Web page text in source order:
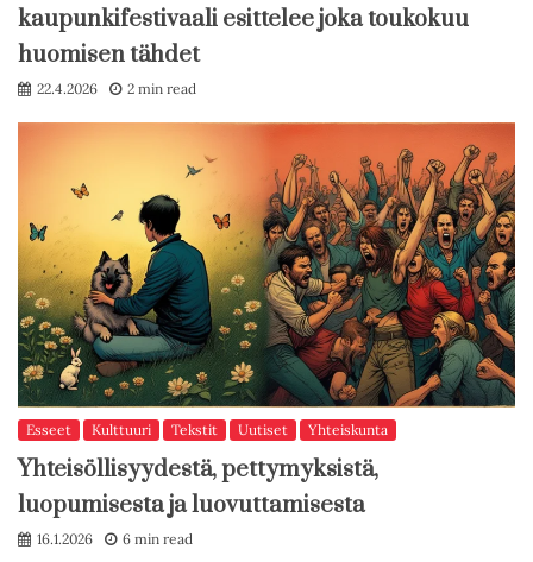
kaupunkifestivaali esittelee joka toukokuu
huomisen tähdet
22.4.2026 2 min read
Esseet Kulttuuri Tekstit Uutiset Yhteiskunta
Yhteisöllisyydestä, pettymyksistä,
luopumisesta ja luovuttamisesta
16.1.2026 6 min read